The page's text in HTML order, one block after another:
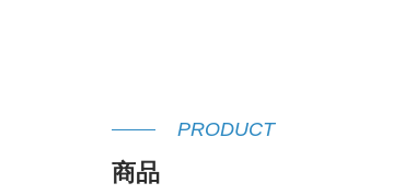
PRODUCT
商品